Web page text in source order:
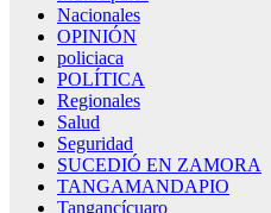
Nacionales
OPINIÓN
policiaca
POLÍTICA
Regionales
Salud
Seguridad
SUCEDIÓ EN ZAMORA
TANGAMANDAPIO
Tangancícuaro